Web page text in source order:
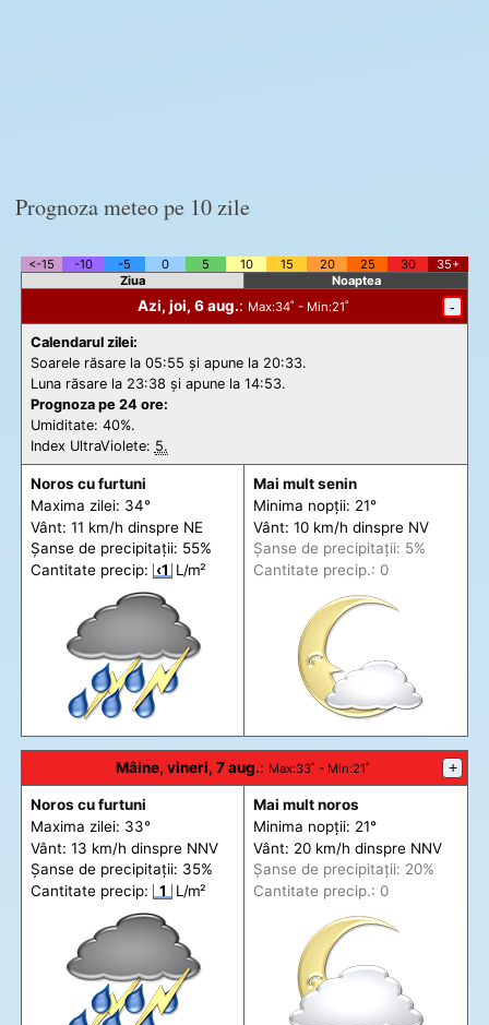
Prognoza meteo pe 10 zile
<-15 -10 -5 0 5 10 15 20 25 30
35+
Ziua
Noaptea
Azi, joi, 6 aug.: Max:34˚ - Min:21˚ -
Calendarul zilei:
Soarele răsare la 05:55 și apune la 20:33.
Luna răsare la 23:38 și apune la 14:53.
Prognoza pe 24 ore:
Umiditate: 40%.
Index UltraViolete: 5.
Noros cu furtuni
Maxima zilei: 34°
Vânt: 11 km/h dinspre NE
Șanse de precipitații: 55%
Cantitate precip: ‹1 L/m²
Mai mult senin
Minima nopții: 21°
Vânt: 10 km/h dinspre NV
Șanse de precipitații: 5%
Cantitate precip.: 0
Mâine, vineri, 7 aug.: Max:33˚ - Min:21˚ +
Noros cu furtuni
Maxima zilei: 33°
Vânt: 13 km/h dinspre NNV
Șanse de precipitații: 35%
Cantitate precip:
1 L/m²
Mai mult noros
Minima nopții: 21°
Vânt: 20 km/h dinspre NNV
Șanse de precipitații: 20%
Cantitate precip.: 0